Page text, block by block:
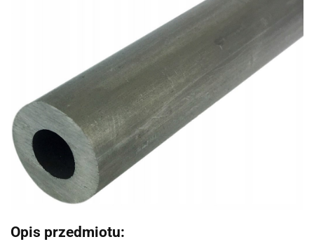
Opis przedmiotu: